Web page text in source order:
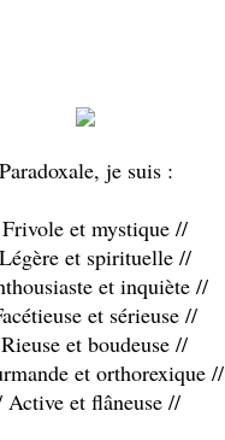
Paradoxale, je suis :
et mystique //
et spirituelle //
et inquiète //
et sérieuse //
et boudeuse //
et orthorexique //
Active et flâneuse //